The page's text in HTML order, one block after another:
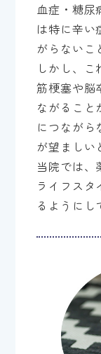
血症・糖尿
は特に辛い
がらないこ
しかし、
筋梗塞や脳
ながること
につながら
が望ましい
当院では、
ライフスタ
るようにし